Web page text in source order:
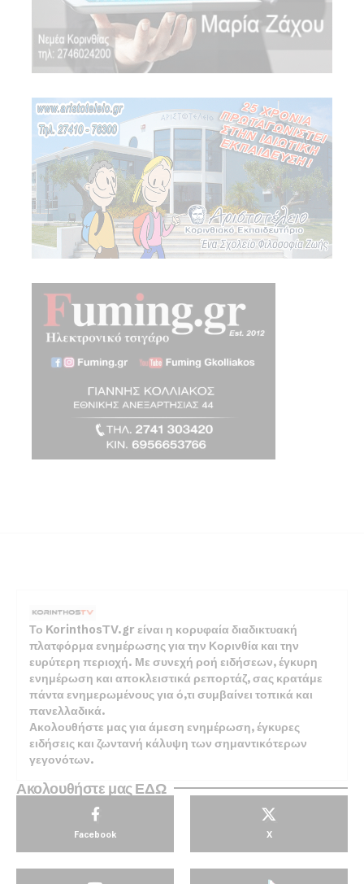
Το KorinthosTV.gr είναι η κορυφαία διαδικτυακή
πλατφόρμα ενημέρωσης για την Κορινθία και την
ευρύτερη περιοχή. Με συνεχή ροή ειδήσεων, έγκυρη
ενημέρωση και αποκλειστικά ρεπορτάζ, σας κρατάμε
πάντα ενημερωμένους για ό,τι συμβαίνει τοπικά και
πανελλαδικά.
Ακολουθήστε μας για άμεση ενημέρωση, έγκυρες
ειδήσεις και ζωντανή κάλυψη των σημαντικότερων
γεγονότων.
Ακολουθήστε μας ΕΔΩ
Facebook X